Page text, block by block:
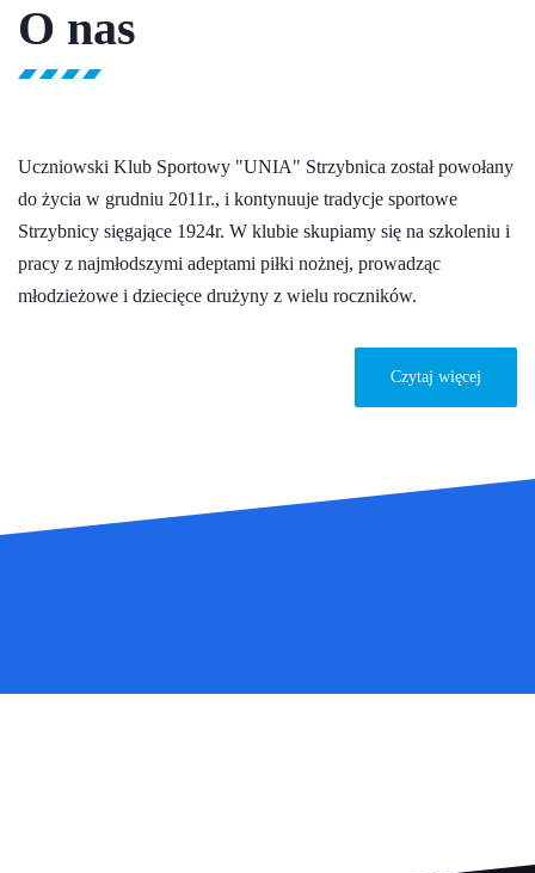
O nas
Uczniowski Klub Sportowy "UNIA" Strzybnica został powołany
do życia w grudniu 2011r., i kontynuuje tradycje sportowe
Strzybnicy sięgające 1924r. W klubie skupiamy się na szkoleniu i
pracy z najmłodszymi adeptami piłki nożnej, prowadząc
młodzieżowe i dziecięce drużyny z wielu roczników.
Czytaj więcej